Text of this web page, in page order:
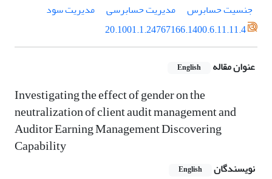
جنسیت حسابرس
مدیریت حسابرسی
مدیریت سود
20.1001.1.24767166.1400.6.11.11.4
عنوان مقاله English
Investigating the effect of gender on the
neutralization of client audit management and
Auditor Earning Management Discovering
Capability
نویسندگان English